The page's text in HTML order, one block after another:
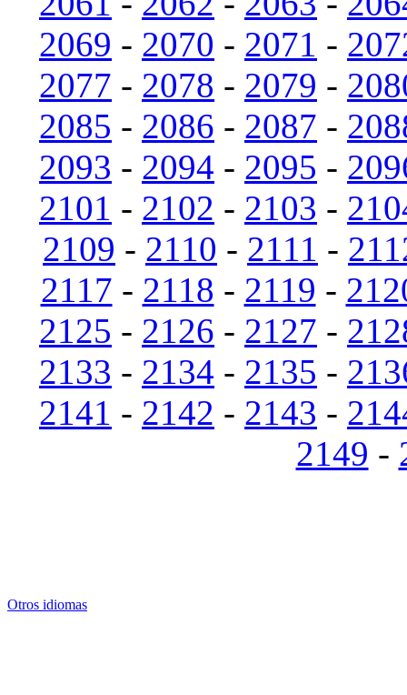
2069 - 2070 - 2071 -
2077 - 2078 - 2079 -
2085 - 2086 - 2087 -
2093 - 2094 - 2095 -
2101 - 2102 - 2103 -
2109 - 2110 - 2111 -
2117 - 2118 - 2119 -
2125 - 2126 - 2127 -
2133 - 2134 - 2135 -
2141 - 2142 - 2143 -
2149 -
Otros idiomas